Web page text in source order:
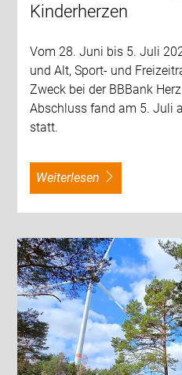
Kinderherzen
Vom 28. Juni bis 5. Juli
und Alt, Sport- und
Zweck bei der BBBank
Abschluss fand am 5. Juli
statt.
weiterlesen